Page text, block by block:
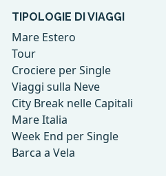
TIPOLOGIE DI VIAGGI
Mare Estero
Tour
Crociere per Single
Viaggi sulla Neve
City Break nelle Capitali
Mare Italia
Week End per Single
Barca a Vela